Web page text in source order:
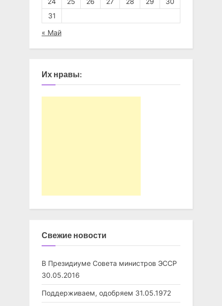
31
« Май
Их нравы:
Свежие новости
В Президиуме Совета министров ЭССР
30.05.2016
Поддерживаем, одобряем 31.05.1972